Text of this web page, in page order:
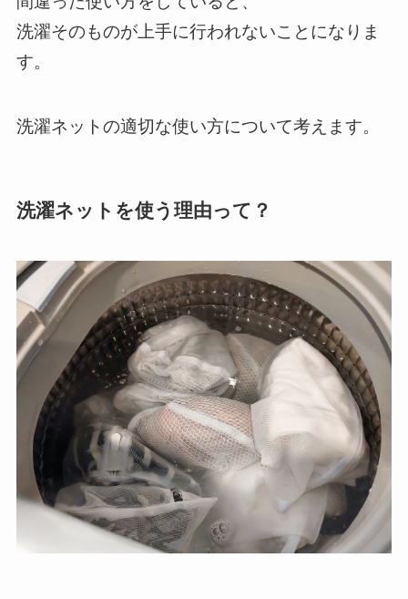
洗濯そのものが上手に行われないことになりま
す。
洗濯ネットの適切な使い方について考えます。
洗濯ネットを使う理由って？